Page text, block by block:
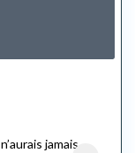
jamais